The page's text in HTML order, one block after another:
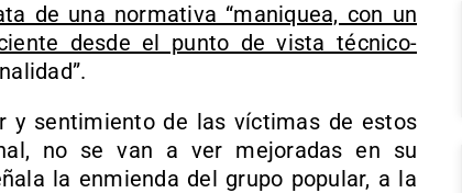
de una normativa “maniquea, con un
desde el punto de vista técnico-
y sentimiento de las víctimas de estos
no se van a ver mejoradas en su
la enmienda del grupo popular, a la